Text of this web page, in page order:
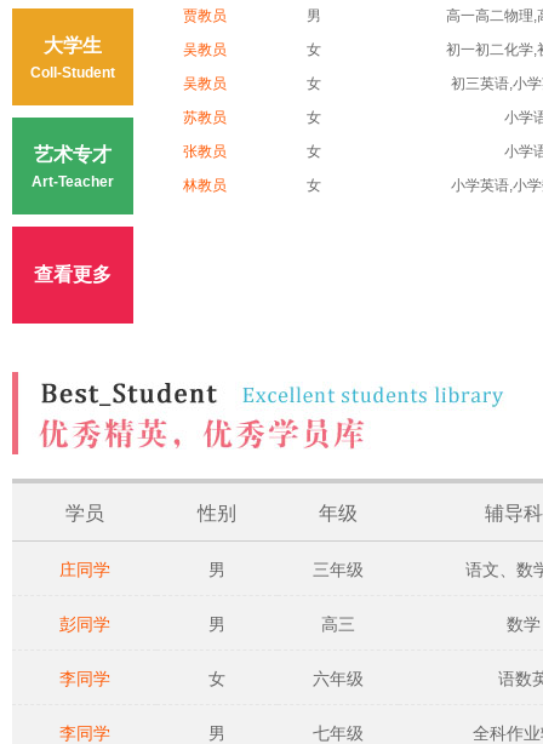
大学生
Coll-Student
艺术专才
Art-Teacher
查看更多
贾教员
男
高一高二物理,
吴教员
女
初一初二化学,
吴教员
女
初三英语,小
苏教员
女
小学
张教员
女
小学
林教员
女 小学英语,小
学员 性别 年级 辅导
庄同学 男 三年级 语文、数
彭同学 男 高三 数学
李同学 女 六年级 语数
李同学 男 七年级 全科作